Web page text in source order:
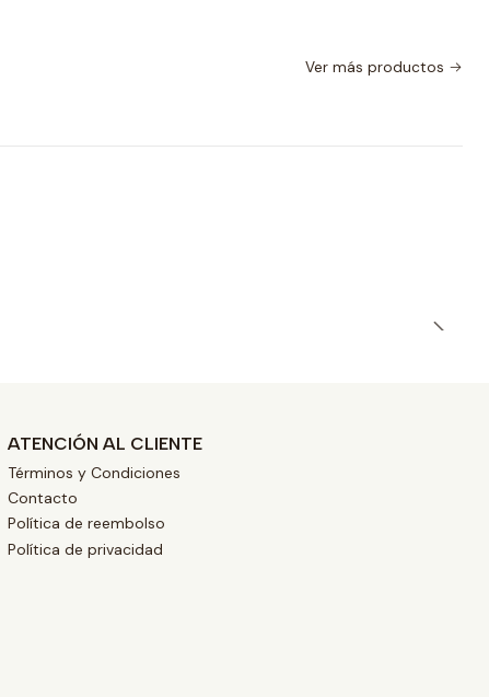
Ver más productos
ATENCIÓN AL CLIENTE
Términos y Condiciones
Contacto
Política de reembolso
Política de privacidad